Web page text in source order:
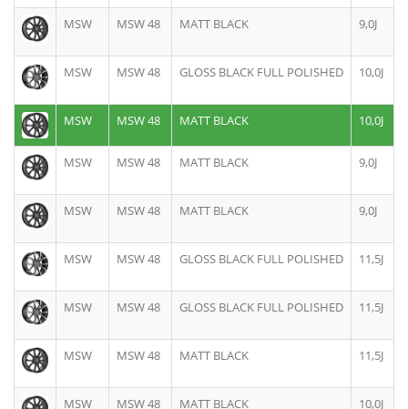
MSW MSW 48 MATT BLACK 9,0J
MSW MSW 48 GLOSS BLACK FULL POLISHED 10,0J
MSW MSW 48 MATT BLACK 10,0J
MSW MSW 48 MATT BLACK 9,0J
MSW MSW 48 MATT BLACK 9,0J
MSW MSW 48 GLOSS BLACK FULL POLISHED 11,5J
MSW MSW 48 GLOSS BLACK FULL POLISHED 11,5J
MSW MSW 48 MATT BLACK 11,5J
MSW MSW 48 MATT BLACK 10,0J